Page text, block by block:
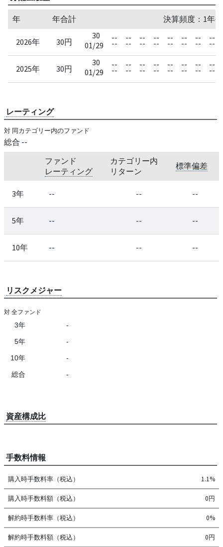
年 年合計 決算頻度：1年
2026年 30円
30
01/29
--
--
--
--
--
--
--
--
--
--
--
--
--
--
--
--
2025年 30円
30
01/29
--
--
--
--
--
--
--
--
--
--
--
--
--
--
--
--
レーティング
対 同カテゴリー内のファンド
総合 --
ファンド
レーティング
カテゴリー内
リターン
標準偏差
3年 -- -- --
5年 -- -- --
10年 -- -- --
リスクメジャー
対 全ファンド
3年 -
5年 -
10年 -
総合 -
資産構成比
手数料情報
購入時手数料率（税込） 1.1%
購入時手数料額（税込） 0円
解約時手数料率（税込） 0%
解約時手数料額（税込） 0円